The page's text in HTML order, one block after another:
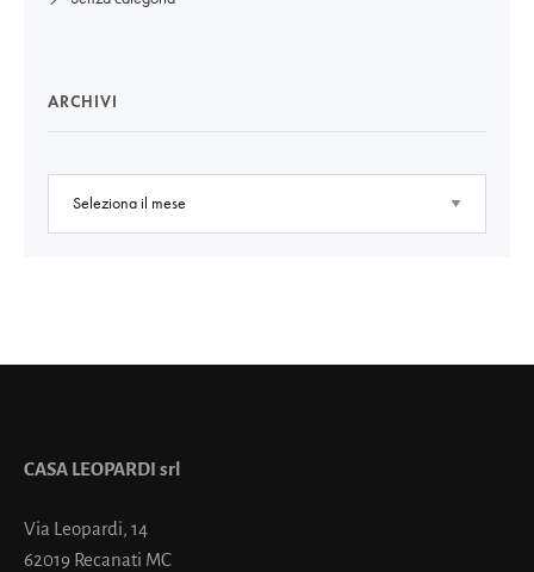
ARCHIVI
CASA LEOPARDI srl
Via Leopardi, 14
62019 Recanati MC